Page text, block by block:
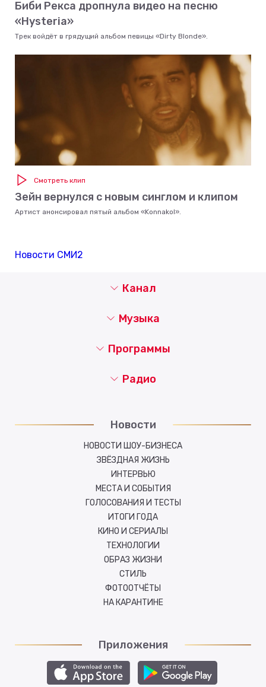
Биби Рекса дропнула видео на песню
«Hysteria»
Трек войдёт в грядущий альбом певицы «Dirty Blonde».
Смотреть клип
Зейн вернулся с новым синглом и клипом
Артист анонсировал пятый альбом «Konnakol».
Новости СМИ2
Канал
Музыка
Новости
НОВОСТИ ШОУ-БИЗНЕСА
ЗВЁЗДНАЯ ЖИЗНЬ
ИНТЕРВЬЮ
МЕСТА И СОБЫТИЯ
ГОЛОСОВАНИЯ И ТЕСТЫ
ИТОГИ ГОДА
КИНО И СЕРИАЛЫ
ТЕХНОЛОГИИ
ОБРАЗ ЖИЗНИ
СТИЛЬ
ФОТООТЧЁТЫ
НА КАРАНТИНЕ
Программы
Радио
Приложения